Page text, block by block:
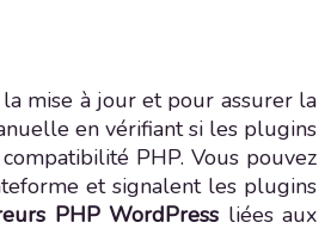
mise à jour et pour assurer la
en vérifiant si les plugins
PHP. Vous pouvez
et signalent les plugins
PHP WordPress liées aux